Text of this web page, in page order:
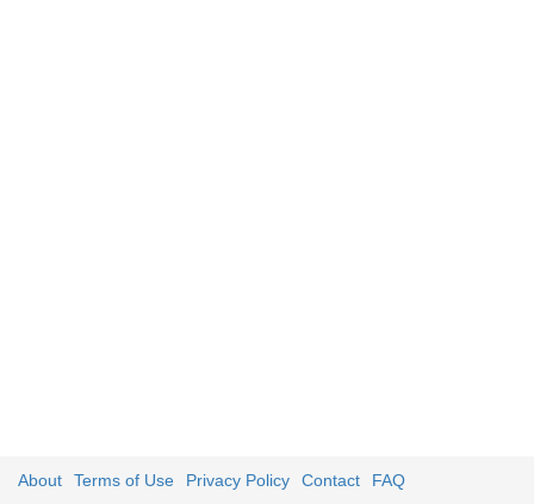
About Terms of Use Privacy Policy Contact FAQ